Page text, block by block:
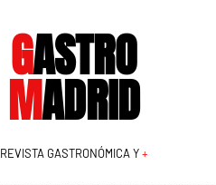
GASTRO
MADRID
REVISTA GASTRONÓMICA Y+